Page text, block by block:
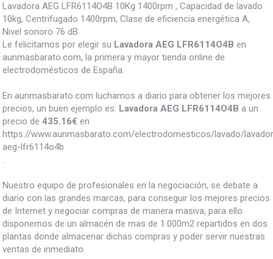
Lavadora AEG LFR6114O4B 10Kg 1400rpm , Capacidad de lavado
10kg, Centrifugado 1400rpm, Clase de eficiencia energética A,
Nivel sonoro 76 dB.
Le felicitamos por elegir su Lavadora AEG LFR6114O4B en
aunmasbarato.com, la primera y mayor tienda online de
electrodomésticos de España.
En aunmasbarato.com luchamos a diario para obtener los mejores
precios, un buen ejemplo es: Lavadora AEG LFR6114O4B a un
precio de 435.16€ en
https://www.aunmasbarato.com/electrodomesticos/lavado/
aeg-lfr6114o4b
.
Nuestro equipo de profesionales en la negociación, se debate a
diario con las grandes marcas, para conseguir los mejores precios
de Internet y negociar compras de manera masiva, para ello
disponemos de un almacén de mas de 1.000m2 repartidos en dos
plantas donde almacenar dichas compras y poder servir nuestras
ventas de inmediato.